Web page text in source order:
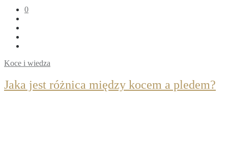
0
Koce i wiedza
Jaka jest różnica między kocem a pledem?